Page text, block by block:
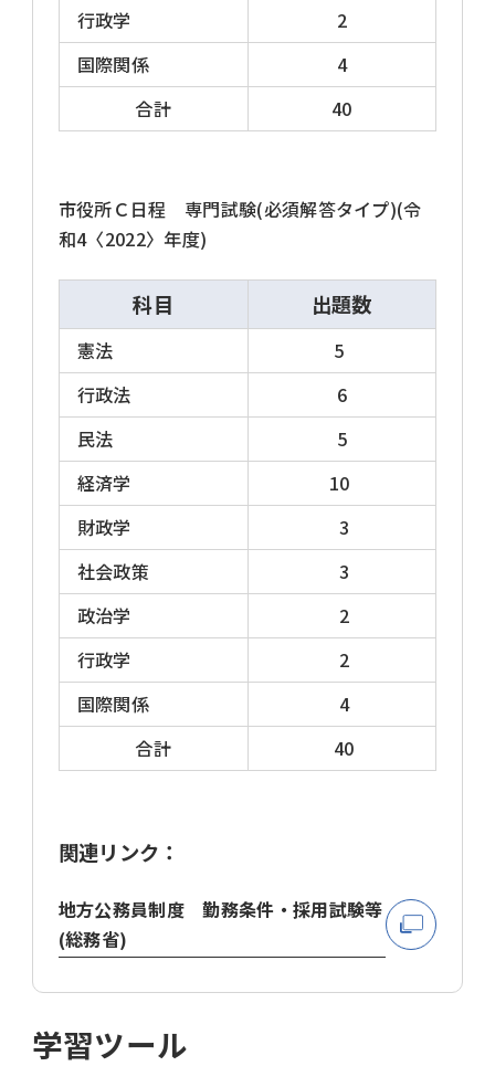
行政学
2
国際関係
4
合計
40
市役所Ｃ日程 専門試験(必須解答タイプ)(令
和4〈2022〉年度)
科目 出題数
憲法
5
行政法
6
民法
5
経済学
10
財政学
3
社会政策
3
政治学
2
行政学
2
国際関係
4
合計
40
関連リンク：
地方公務員制度 勤務条件・採用試験等
(総務省)
学習ツール